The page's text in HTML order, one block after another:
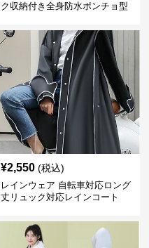
ク収納付き全身防水ポンチョ型
¥2,550 (税込)
レインウェア 自転車対応ロング
丈リュック対応レインコート